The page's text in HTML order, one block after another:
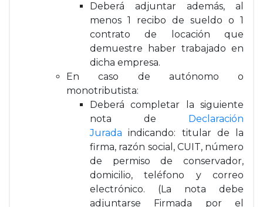
Deberá adjuntar además, al
menos 1 recibo de sueldo o 1
contrato de locación que
demuestre haber trabajado en
dicha empresa.
En caso de autónomo o
monotributista:
Deberá completar la siguiente
nota de Declaración
Jurada indicando: titular de la
firma, razón social, CUIT, número
de permiso de conservador,
domicilio, teléfono y correo
electrónico. (La nota debe
adjuntarse Firmada por el